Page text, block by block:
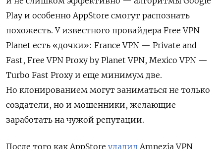
Play и особенно AppStore смогут распознать
похожесть. У известного провайдера Free VPN
Planet есть «дочки»: France VPN — Private and
Fast, Free VPN Proxy by Planet VPN, Mexico VPN —
Turbo Fast Proxy и еще минимум две.
Но клонированием могут заниматься не только
создатели, но и мошенники, желающие
заработать на чужой репутации.
После того как AppStore удалилAmnezia VPN